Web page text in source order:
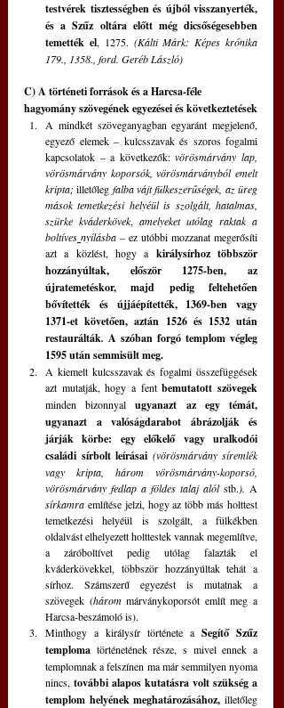
testvérek tisztességben és újból visszanyerték,
és a Szűz oltára előtt még dicsőségesebben
temették el, 1275. (Kálti Márk: Képes krónika
179., 1358., ford. Geréb László)
C) A történeti források és a Harcsa-féle
hagyomány szövegének egyezései és következtetések
A mindkét szöveganyagban egyaránt megjelenő,
egyező elemek – kulcsszavak és szoros fogalmi
kapcsolatok – a következők: vörösmárvány lap,
vörösmárvány koporsók, vörösmárványból emelt
kripta; illetőleg falba vájt fülkeszerűségek, az üreg
mások temetkezési helyéül is szolgált, hatalmas,
szürke kváderkövek, amelyeket utólag raktak a
boltíves nyílásba – ez utóbbi mozzanat megerősíti
azt a közlést, hogy a királysírhoz többször
hozzányúltak, először 1275-ben, az
újratemetéskor, majd pedig feltehetően
bővítették és újjáépítették, 1369-ben vagy
1371-et követően, aztán 1526 és 1532 után
restaurálták. A szóban forgó templom végleg
1595 után semmisült meg.
A kiemelt kulcsszavak és fogalmi összefüggések
azt mutatják, hogy a fent bemutatott szövegek
minden bizonnyal ugyanazt az egy témát,
ugyanazt a valóságdarabot ábrázolják és
járják körbe: egy előkelő vagy uralkodói
családi sírbolt leírásai (vörösmárvány síremlék
vagy kripta, három vörösmárvány-koporsó,
vörösmárvány fedlap a földes talaj alól stb.).
sírkamra említése jelzi, hogy az több más holttest
temetkezési helyéül is szolgált, a fülkékben
oldalvást elhelyezett holttestek vannak megemlítve,
a záróboltívet pedig utólag falazták el
kváderkövekkel, többször hozzányúltak tehát a
sírhoz. Számszerű egyezést is mutatnak a
szövegek (három márványkoporsót említ meg a
Harcsa-beszámoló is).
Minthogy a királysír története a Segítő Szűz
temploma történetének része, s mivel ennek a
templomnak a felszínen ma már semmilyen nyoma
nincs, további alapos kutatásra volt szükség a
templom helyének meghatározásához, illetőleg